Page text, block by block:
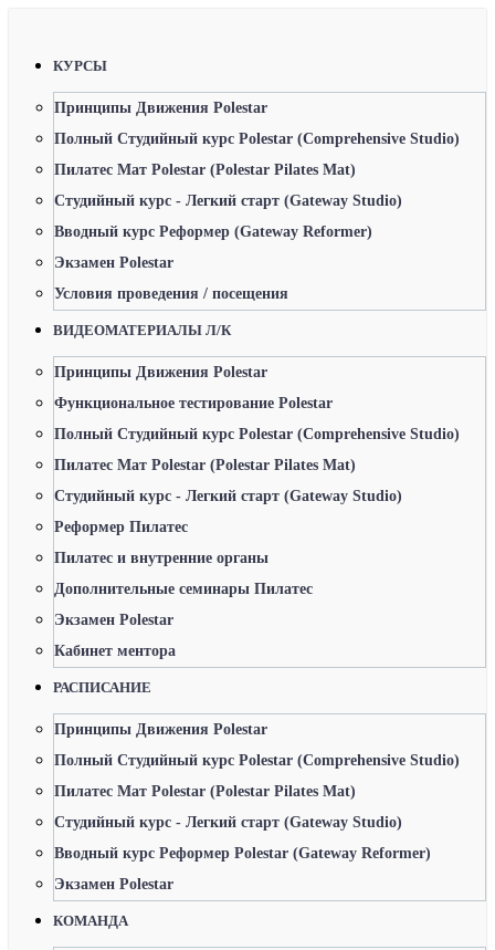
КУРСЫ
Принципы Движения Polestar
Полный Студийный курс Polestar (Comprehensive Studio)
Пилатес Мат Polestar (Polestar Pilates Mat)
Студийный курс - Легкий старт (Gateway Studio)
Вводный курс Реформер (Gateway Reformer)
Экзамен Polestar
Условия проведения / посещения
ВИДЕОМАТЕРИАЛЫ Л/К
Принципы Движения Polestar
Функциональное тестирование Polestar
Полный Студийный курс Polestar (Comprehensive Studio)
Пилатес Мат Polestar (Polestar Pilates Mat)
Студийный курс - Легкий старт (Gateway Studio)
Реформер Пилатес
Пилатес и внутренние органы
Дополнительные семинары Пилатес
Экзамен Polestar
Кабинет ментора
РАСПИСАНИЕ
Принципы Движения Polestar
Полный Студийный курс Polestar (Comprehensive Studio)
Пилатес Мат Polestar (Polestar Pilates Mat)
Студийный курс - Легкий старт (Gateway Studio)
Вводный курс Реформер Polestar (Gateway Reformer)
Экзамен Polestar
КОМАНДА